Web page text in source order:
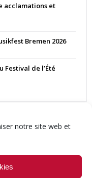
notre site web et
acclamations et
Bremen 2026
de l’Été